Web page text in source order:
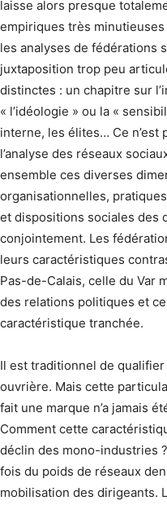
laisse alors presque
empiriques très
les analyses de fédérations
juxtaposition trop peu
distinctes : un chapitre sur
« l’idéologie » ou la «
interne, les élites… Ce n’est
l’analyse des réseaux
ensemble ces diverses
organisationnelles,
et dispositions sociales des
conjointement. Les
leurs caractéristiques
Pas-de-Calais, celle du Var
des relations politiques et
caractéristique tranchée.
Il est traditionnel de
ouvrière. Mais cette
fait une marque n’a jamais
Comment cette
déclin des mono-industries
fois du poids de réseaux
mobilisation des dirigeants.